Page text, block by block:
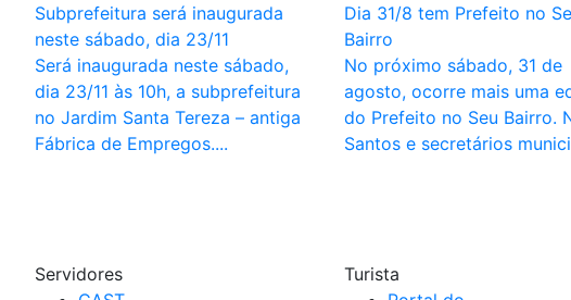
Subprefeitura será inaugurada
neste sábado, dia 23/11
Será inaugurada neste sábado,
dia 23/11 às 10h, a subprefeitura
no Jardim Santa Tereza – antiga
Fábrica de Empregos....
Dia 31/8 tem Prefeito no
Bairro
No próximo sábado, 31 de
agosto, ocorre mais uma
do Prefeito no Seu Bairro.
Santos e secretários
Servidores
Turista